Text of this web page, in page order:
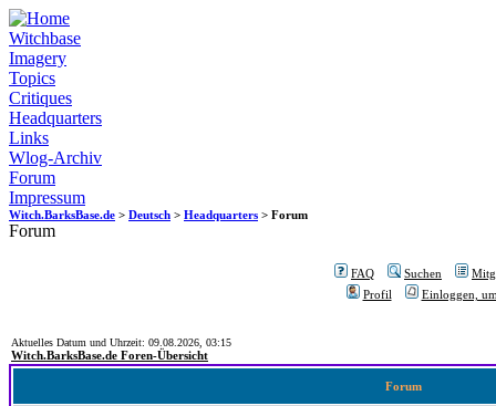
Witchbase
Imagery
Topics
Critiques
Headquarters
Links
Wlog-Archiv
Forum
Impressum
Witch.BarksBase.de > Deutsch > Headquarters > Forum
Forum
FAQ Suchen
Profil
Einloggen,
Aktuelles Datum und Uhrzeit: 09.08.2026, 03:15
Witch.BarksBase.de Foren-Übersicht
Forum